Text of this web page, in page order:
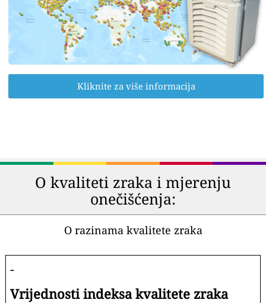
Kliknite za više informacija
O kvaliteti zraka i mjerenju
onečišćenja:
O razinama kvalitete zraka
-
Vrijednosti indeksa kvalitete zraka